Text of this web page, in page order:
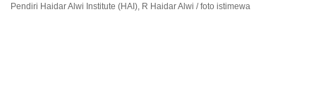
Pendiri Haidar Alwi Institute (HAI), R Haidar Alwi / foto istimewa